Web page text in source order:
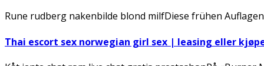
Rune rudberg nakenbilde blond milfDiese frühen
Thai escort sex norwegian girl sex | leasing eller